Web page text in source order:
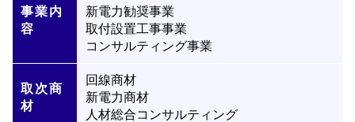
事業内
容
新電力勧奨事業
取付設置工事事業
コンサルティング事業
取次商
材
回線商材
新電力商材
人材総合コンサルティング